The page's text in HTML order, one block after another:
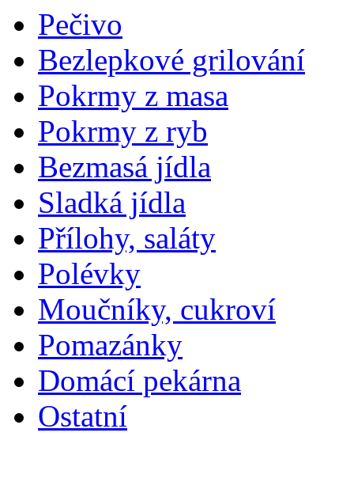
Pečivo
Bezlepkové grilování
Pokrmy z masa
Pokrmy z ryb
Bezmasá jídla
Sladká jídla
Přílohy, saláty
Polévky
Moučníky, cukroví
Pomazánky
Domácí pekárna
Ostatní